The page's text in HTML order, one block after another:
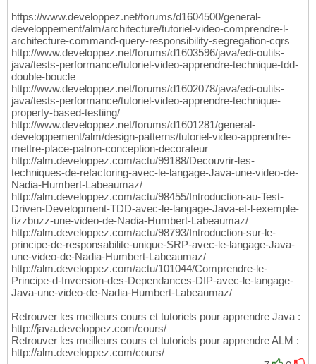
https://www.developpez.net/forums/d1604500/general-
developpement/alm/architecture/tutoriel-video-comprendre-l-
architecture-command-query-responsibility-segregation-cqrs
http://www.developpez.net/forums/d1603596/java/edi-outils-
java/tests-performance/tutoriel-video-apprendre-technique-tdd-
double-boucle
http://www.developpez.net/forums/d1602078/java/edi-outils-
java/tests-performance/tutoriel-video-apprendre-technique-
property-based-testiing/
http://www.developpez.net/forums/d1601281/general-
developpement/alm/design-patterns/tutoriel-video-apprendre-
mettre-place-patron-conception-decorateur
http://alm.developpez.com/actu/99188/Decouvrir-les-
techniques-de-refactoring-avec-le-langage-Java-une-video-de-
Nadia-Humbert-Labeaumaz/
http://alm.developpez.com/actu/98455/Introduction-au-Test-
Driven-Development-TDD-avec-le-langage-Java-et-l-exemple-
fizzbuzz-une-video-de-Nadia-Humbert-Labeaumaz/
http://alm.developpez.com/actu/98793/Introduction-sur-le-
principe-de-responsabilite-unique-SRP-avec-le-langage-Java-
une-video-de-Nadia-Humbert-Labeaumaz/
http://alm.developpez.com/actu/101044/Comprendre-le-
Principe-d-Inversion-des-Dependances-DIP-avec-le-langage-
Java-une-video-de-Nadia-Humbert-Labeaumaz/
Retrouver les meilleurs cours et tutoriels pour apprendre Java :
http://java.developpez.com/cours/
Retrouver les meilleurs cours et tutoriels pour apprendre ALM :
http://alm.developpez.com/cours/